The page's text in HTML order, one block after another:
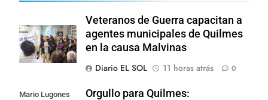
Veteranos de Guerra capacitan a
agentes municipales de Quilmes
en la causa Malvinas
Diario EL SOL
11 horas atrás 0
Mario Lugones
Orgullo para Quilmes: